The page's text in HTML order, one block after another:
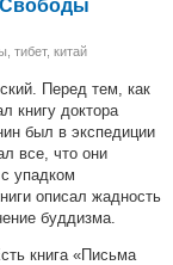
тибет, китай
Перед тем, как
книгу доктора
был в экспедиции
все, что они
упадком
описал жадность
буддизма.
книга «Письма